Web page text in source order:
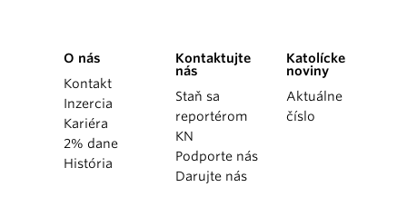
O nás
Kontakt
Inzercia
Kariéra
2% dane
História
Kontaktujte
nás
Staň sa
reportérom
KN
Podporte nás
Darujte nás
Katolícke
noviny
Aktuálne
číslo